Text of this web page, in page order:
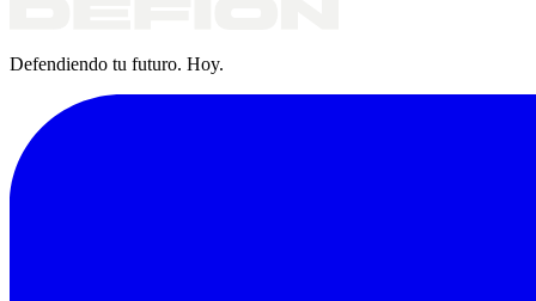
Defendiendo tu futuro. Hoy.